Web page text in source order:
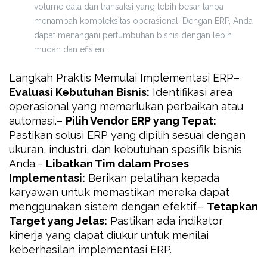
volume data dan transaksi yang lebih besar tanpa
menambah kompleksitas operasional. Dengan ERP, Anda
dapat menangani pertumbuhan bisnis dengan lebih
mudah dan efisien.
Langkah Praktis Memulai Implementasi ERP–
Evaluasi Kebutuhan Bisnis: Identifikasi area
operasional yang memerlukan perbaikan atau
automasi.– Pilih Vendor ERP yang Tepat:
Pastikan solusi ERP yang dipilih sesuai dengan
ukuran, industri, dan kebutuhan spesifik bisnis
Anda.– Libatkan Tim dalam Proses
Implementasi: Berikan pelatihan kepada
karyawan untuk memastikan mereka dapat
menggunakan sistem dengan efektif.– Tetapkan
Target yang Jelas: Pastikan ada indikator
kinerja yang dapat diukur untuk menilai
keberhasilan implementasi ERP.